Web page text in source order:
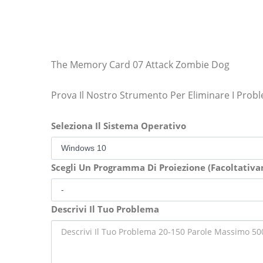
The Memory Card 07 Attack Zombie Dog
Prova Il Nostro Strumento Per Eliminare I
Seleziona Il Sistema Operativo
Scegli Un Programma Di Proiezione
Descrivi Il Tuo Problema